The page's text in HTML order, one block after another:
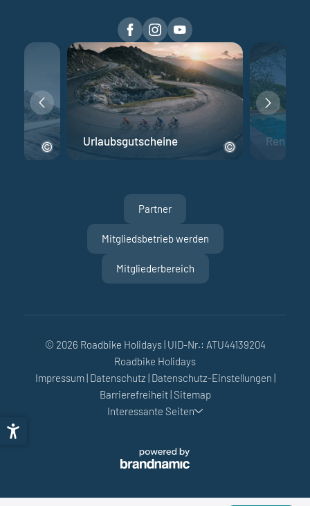
Urlaubsgutscheine
Partner
Mitgliedsbetrieb werden
Mitgliederbereich
© 2026 Roadbike Holidays| UID-Nr.: ATU44139204
Roadbike Holidays
Impressum| Datenschutz | Datenschutz-Einstellungen |
Barrierefreiheit| Sitemap
Interessante Seiten